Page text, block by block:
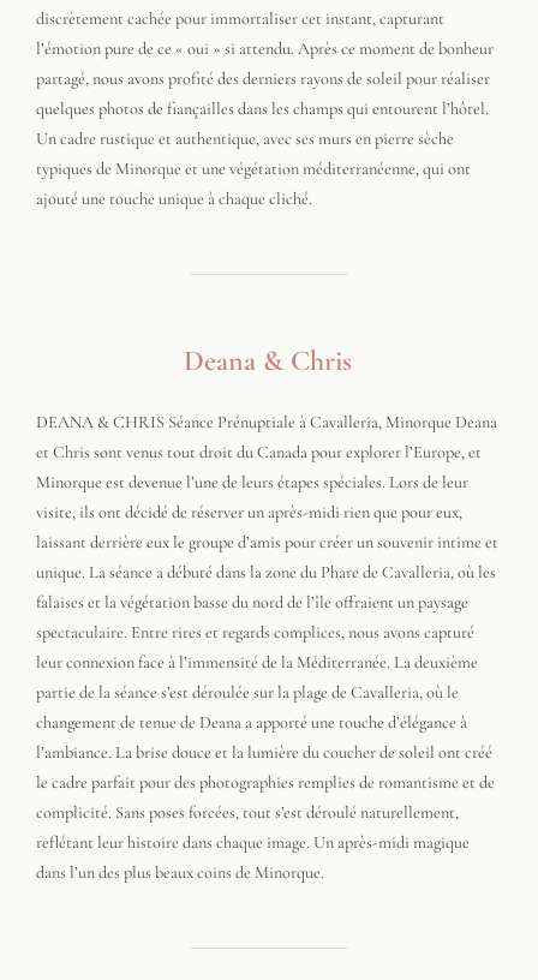
discrètement cachée pour immortaliser cet instant, capturant
l’émotion pure de ce « oui » si attendu. Après ce moment de bonheur
partagé, nous avons profité des derniers rayons de soleil pour réaliser
quelques photos de fiançailles dans les champs qui entourent l’hôtel.
Un cadre rustique et authentique, avec ses murs en pierre sèche
typiques de Minorque et une végétation méditerranéenne, qui ont
ajouté une touche unique à chaque cliché.
Deana & Chris
DEANA & CHRIS Séance Prénuptiale à Cavalleria, Minorque Deana
et Chris sont venus tout droit du Canada pour explorer l’Europe, et
Minorque est devenue l’une de leurs étapes spéciales. Lors de leur
visite, ils ont décidé de réserver un après-midi rien que pour eux,
laissant derrière eux le groupe d’amis pour créer un souvenir intime et
unique. La séance a débuté dans la zone du Phare de Cavalleria, où les
falaises et la végétation basse du nord de l’île offraient un paysage
spectaculaire. Entre rires et regards complices, nous avons capturé
leur connexion face à l’immensité de la Méditerranée. La deuxième
partie de la séance s’est déroulée sur la plage de Cavalleria, où le
changement de tenue de Deana a apporté une touche d’élégance à
l’ambiance. La brise douce et la lumière du coucher de soleil ont créé
le cadre parfait pour des photographies remplies de romantisme et de
complicité. Sans poses forcées, tout s’est déroulé naturellement,
reflétant leur histoire dans chaque image. Un après-midi magique
dans l’un des plus beaux coins de Minorque.